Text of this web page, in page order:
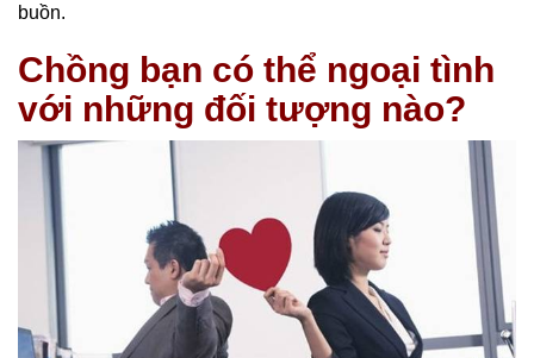
buồn.
Chồng bạn có thể ngoại tình
với những đối tượng nào?